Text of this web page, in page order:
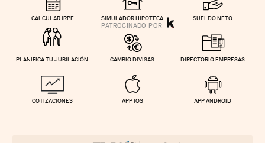
CALCULAR IRPF SIMULADOR HIPOTECA SUELDO NETO
PLANIFICA TU JUBILACIÓN CAMBIO DIVISAS DIRECTORIO EMPRESAS
COTIZACIONES APP IOS APP ANDROID